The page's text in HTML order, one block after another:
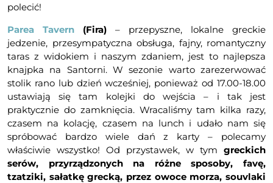
polecić!
Parea Tavern (Fira) – przepyszne, lokalne greckie
jedzenie, przesympatyczna obsługa, fajny, romantyczny
taras z widokiem i naszym zdaniem, jest to najlepsza
knajpka na Santorni. W sezonie warto zarezerwować
stolik rano lub dzień wcześniej, ponieważ od 17.00-18.00
ustawiają się tam kolejki do wejścia – i tak jest
praktycznie do zamknięcia. Wracaliśmy tam kilka razy,
czasem na kolację, czasem na lunch i udało nam się
spróbować bardzo wiele dań z karty – polecamy
właściwie wszystko! Od przystawek, w tym greckich
serów, przyrządzonych na różne sposoby, favę,
tzatziki, sałatkę grecką, przez owoce morza, souvlaki